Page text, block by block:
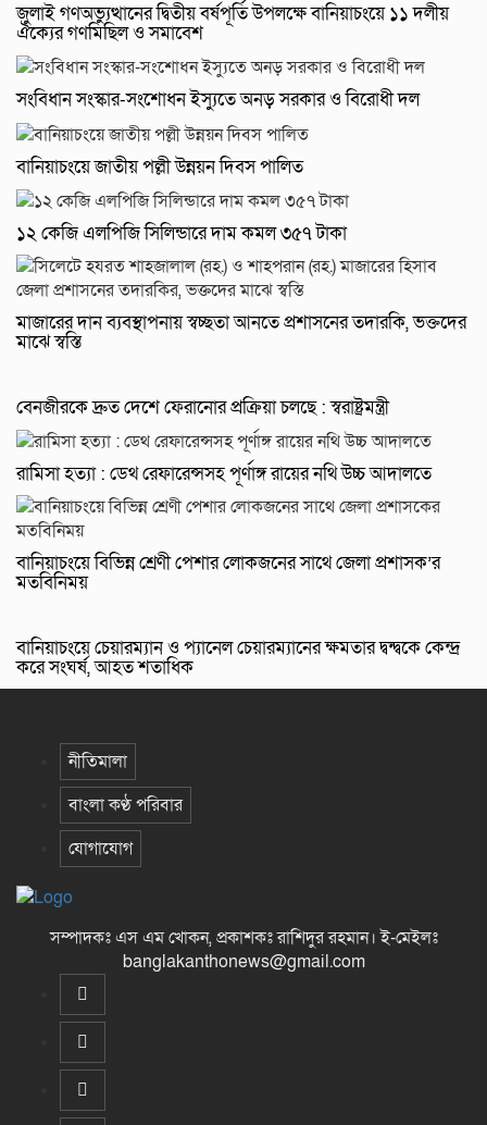
জুলাই গণঅভ্যুত্থানের দ্বিতীয় বর্ষপূর্তি উপলক্ষে বানিয়াচংয়ে ১১ দলীয়
ঐক্যের গণমিছিল ও সমাবেশ
সংবিধান সংস্কার-সংশোধন ইস্যুতে অনড় সরকার ও বিরোধী দল
বানিয়াচংয়ে জাতীয় পল্লী উন্নয়ন দিবস পালিত
১২ কেজি এলপিজি সিলিন্ডারে দাম কমল ৩৫৭ টাকা
মাজারের দান ব্যবস্থাপনায় স্বচ্ছতা আনতে প্রশাসনের তদারকি, ভক্তদের
মাঝে স্বস্তি
বেনজীরকে দ্রুত দেশে ফেরানোর প্রক্রিয়া চলছে : স্বরাষ্ট্রমন্ত্রী
রামিসা হত্যা : ডেথ রেফারেন্সসহ পূর্ণাঙ্গ রায়ের নথি উচ্চ আদালতে
বানিয়াচংয়ে বিভিন্ন শ্রেণী পেশার লোকজনের সাথে জেলা প্রশাসক’র
মতবিনিময়
বানিয়াচংয়ে চেয়ারম্যান ও প্যানেল চেয়ারম্যানের ক্ষমতার দ্বন্দ্বকে কেন্দ্র
করে সংঘর্ষ, আহত শতাধিক
নীতিমালা
বাংলা কণ্ঠ পরিবার
যোগাযোগ
সম্পাদকঃ এস এম খোকন, প্রকাশকঃ রাশিদুর রহমান।ই-মেইলঃ
banglakanthonews@gmail.com